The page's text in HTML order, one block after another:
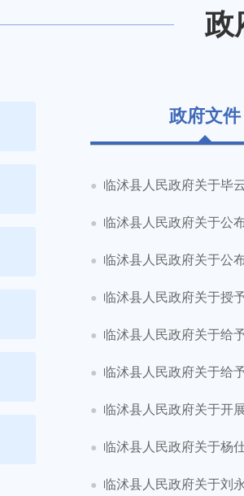
政
政府文件
● 临沭县人民政府关于毕
● 临沭县人民政府关于公
● 临沭县人民政府关于公布
● 临沭县人民政府关于授
● 临沭县人民政府关于给
● 临沭县人民政府关于给
● 临沭县人民政府关于开
● 临沭县人民政府关于杨
● 临沭县人民政府关于刘